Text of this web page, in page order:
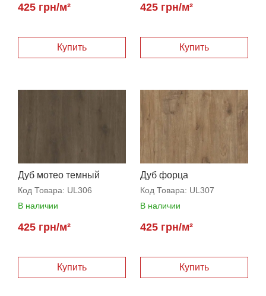
425 грн/м² 425 грн/м²
Дуб мотео темный
Код Товара: UL306
В наличии
425 грн/м²
Дуб форца
Код Товара: UL307
В наличии
425 грн/м²